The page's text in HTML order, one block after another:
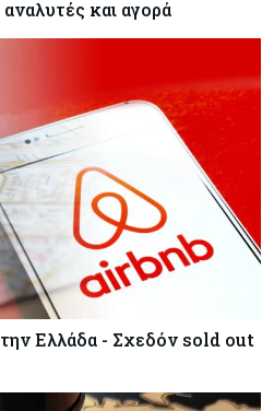
και αγορά
Ελλάδα - Σχεδόν sold out